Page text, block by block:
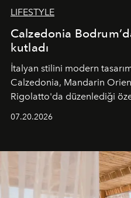
LIFESTYLE
Calzedonia
kutladı
İtalyan stilini modern
Calzedonia, Mandarin
Rigolatto'da düzenlediği
07.20.2026